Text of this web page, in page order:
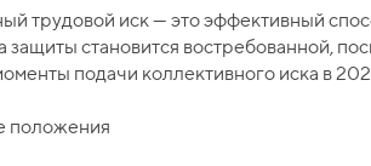
трудовой иск — это эффективный
защиты становится востребованной,
подачи коллективного иска в
положения